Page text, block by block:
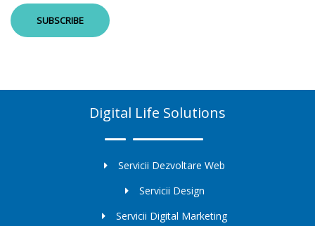
Digital Life Solutions
Servicii Dezvoltare Web
Servicii Design
Servicii Digital Marketing